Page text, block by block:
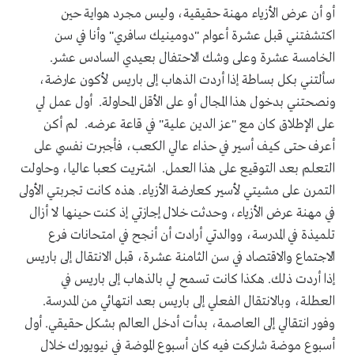
أو أن عرض الأزياء مهنة حقيقية، وليس مجرد هواية حين
اكتشفتني قبل عشرة أعوام "دومينيك سافري" وأنا في سن
الخامسة عشرة وعلى وشك الاحتفال بعيدي السادس عشر.
سألتني بكل بساطة إذا أردت الذهاب إلى باريس لأكون عارضة،
ونصحتني بدخول هذا المجال أو على الأقل المحاولة. أول عمل لي
على الإطلاق كان مع "عز الدين علية" في قاعة عرضه. لم أكن
أعرف حتى كيف أسير في حذاء عالي الكعب، فأجبرت نفسي على
التعلم بعد التوقيع على هذا العمل. اشتريت كعبا عاليا، وحاولت
التمرن على مشيتي لأسير كعارضة الأزياء. هذه كانت تجربتي الأولى
في مهنة عرض الأزياء، وحدثت خلال إجازتي إذ كنت حينها لا أزال
تلميذة في المدرسة، ووالدتي أرادت أن أنجح في امتحانات فرع
الاجتماع والاقتصاد في سن الثامنة عشرة، قبل الانتقال إلى باريس
إذا أردت ذلك. هكذا كانت تسمح لي بالذهاب إلى باريس في
العطلة، وبالانتقال الفعلي إلى باريس بعد انتهائي من المدرسة.
وفور انتقالي إلى العاصمة، بدأت أدخل العالم بشكل حقيقي. أول
أسبوع موضة شاركت فيه كان أسبوع الموضة في نيويورك خلال